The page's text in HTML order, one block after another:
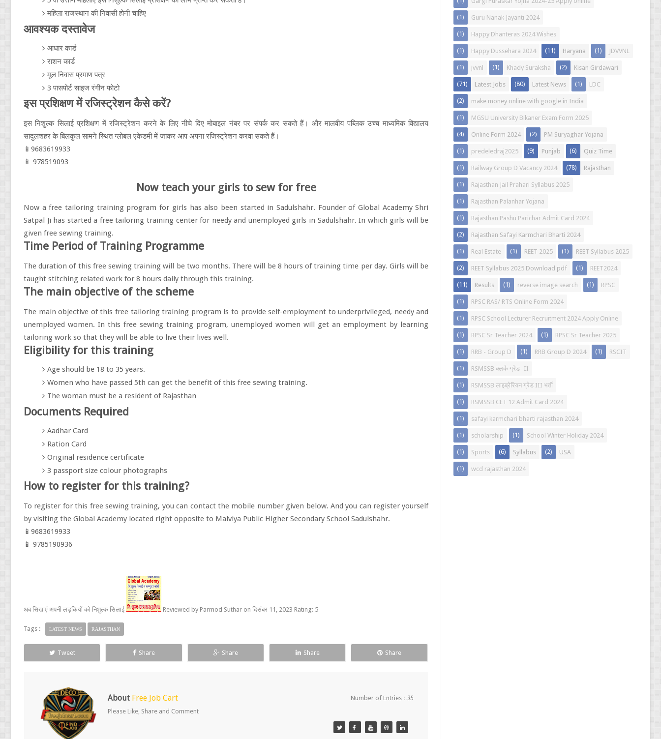
महिला राजस्थान की निवासी होनी चाहिए
आवश्यक दस्तावेज
आधार कार्ड
राशन कार्ड
मूल निवास प्रमाण पत्र
3 पासपोर्ट साइज रंगीन फोटो
इस प्रशिक्षण में रजिस्ट्रेशन कैसे करें?
इस निशुल्क सिलाई प्रशिक्षण में रजिस्ट्रेशन करने के लिए नीचे दिए मोबाइल नंबर पर संपर्क कर सकते हैं। और मालवीय पब्लिक उच्च माध्यमिक विद्यालय
सादुलशहर के बिलकुल सामने स्थित ग्लोबल एकेडमी में जाकर आप अपना रजिस्ट्रेशन करवा सकते हैं।
📱9683619933
📱 978519093
Now teach your girls to sew for free
Now a free tailoring training program for girls has also been started in Sadulshahr. Founder of Global Academy Shri
Satpal Ji has started a free tailoring training center for needy and unemployed girls in Sadulshahr. In which girls will be
given free sewing training.
Time Period of Training Programme
The duration of this free sewing training will be two months. There will be 8 hours of training time per day. Girls will be
taught stitching related work for 8 hours daily through this training.
The main objective of the scheme
The main objective of this free tailoring training program is to provide self-employment to underprivileged, needy and
unemployed women. In this free sewing training program, unemployed women will get an employment by learning
tailoring work so that they will be able to live their lives well.
Eligibility for this training
Age should be 18 to 35 years.
Women who have passed 5th can get the benefit of this free sewing training.
The woman must be a resident of Rajasthan
Documents Required
Aadhar Card
Ration Card
Original residence certificate
3 passport size colour photographs
How to register for this training?
To register for this free sewing training, you can contact the mobile number given below. And you can register yourself
by visiting the Global Academy located right opposite to Malviya Public Higher Secondary School Sadulshahr.
📱9683619933
📱 9785190936
अब सिखाएं अपनी लड़कियों को निशुल्क सिलाई Reviewed by Parmod Suthar on दिसंबर 11, 2023 Rating: 5
Tags : LATEST NEWS RAJASTHAN
Tweet Share Share Share Share
About Free Job Cart Number of Entries :35
Please Like, Share and Comment
Guru Nanak Jayanti 2024
(1)
Happy Dhanteras 2024 Wishes
(1)
Happy Dussehara 2024
(1) Haryana
(11) JDVVNL
(1)
jvvnl
(1) Khady Suraksha
(1) Kisan Girdawari
(2)
Latest Jobs
(71) Latest News
(80) LDC
(1)
make money online with google in India
(2)
MGSU University Bikaner Exam Form 2025
(1)
Online Form 2024
(4) PM Suryaghar Yojana
(2)
predeledraj2025
(1) Punjab
(9) Quiz Time
(6)
Railway Group D Vacancy 2024
(1) Rajasthan
(78)
Rajasthan Jail Prahari Syllabus 2025
(1)
Rajasthan Palanhar Yojana
(1)
Rajasthan Pashu Parichar Admit Card 2024
(1)
Rajasthan Safayi Karmchari Bharti 2024
(2)
Real Estate
(1) REET 2025
(1) REET Syllabus 2025
(1)
REET Syllabus 2025 Download pdf
(2) REET2024
(1)
Results
(11) reverse image search
(1) RPSC
(1)
RPSC RAS/ RTS Online Form 2024
(1)
RPSC School Lecturer Recruitment 2024 Apply Online
(1)
RPSC Sr Teacher 2024
(1) RPSC Sr Teacher 2025
(1)
RRB - Group D
(1) RRB Group D 2024
(1) RSCIT
(1)
RSMSSB क्लर्क ग्रेड- II
(1)
RSMSSB लाइब्रेरियन ग्रेड III भर्ती
(1)
RSMSSB CET 12 Admit Card 2024
(1)
safayi karmchari bharti rajasthan 2024
(1)
scholarship
(1) School Winter Holiday 2024
(1)
Sports
(1) Syllabus
(6) USA
(2)
wcd rajasthan 2024
(1)